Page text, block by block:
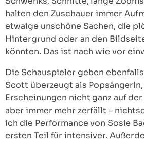
halten den Zuschauer immer
etwaige unschöne Sachen, die
Hintergrund oder an den
könnten. Das ist nach wie vor
Die Schauspieler geben
Scott überzeugt als
Erscheinungen nicht ganz auf
aber immer mehr zerfällt –
ich die Performance von Sosie
ersten Teil für intensiver.